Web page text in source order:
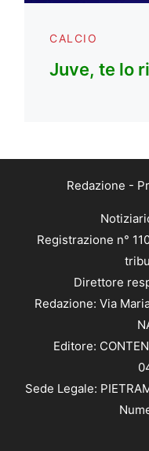
CALCIO
Juve, te lo
Redazione -
Registrazione n°
Direttore
Redazione: Via
Editore:
Sede Legale: